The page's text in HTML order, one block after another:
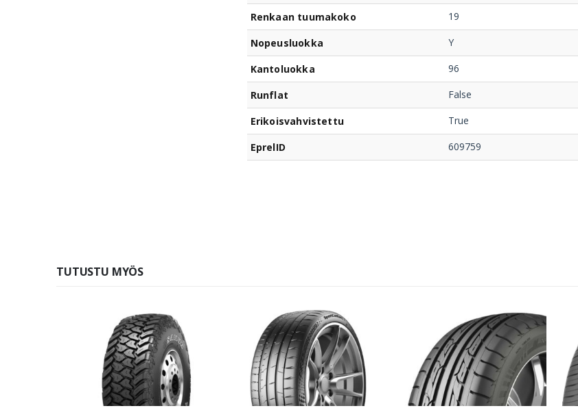
Renkaan tuumakoko 19
Nopeusluokka Y
Kantoluokka 96
Runflat False
Erikoisvahvistettu True
EprelID 609759
TUTUSTU MYÖS